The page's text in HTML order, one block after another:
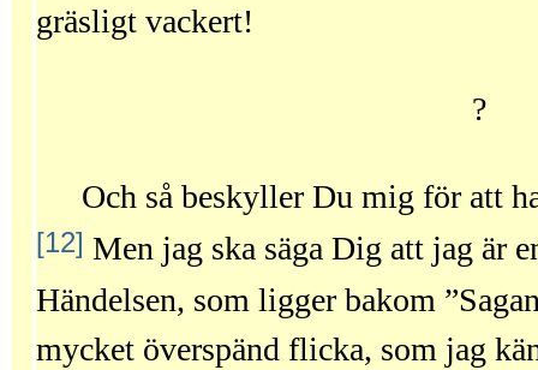
gräsligt vackert!
?
Och så beskyller Du mig för att
[12] Men jag ska säga Dig att jag är
Händelsen, som ligger bakom
mycket överspänd flicka, som jag